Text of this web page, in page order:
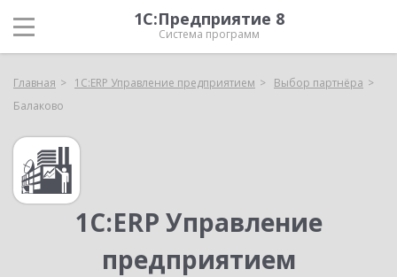
1С:Предприятие 8
Система программ
Главная 1С:ERP Управление предприятием
Выбор партнёра
Балаково
1С:ERP Управление
предприятием